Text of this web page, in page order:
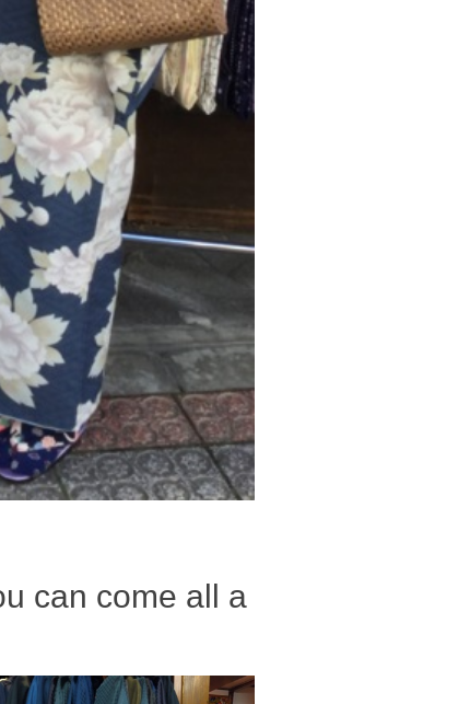
can come all a